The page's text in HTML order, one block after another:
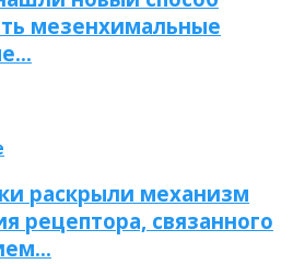
мезенхимальные
раскрыли механизм
рецептора, связанного